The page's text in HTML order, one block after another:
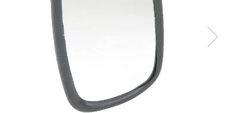
Sanatatea ugerului
Sisteme fotovoltaice
Spray-uri tehnice, vaseline
Tractare / Carlige auto